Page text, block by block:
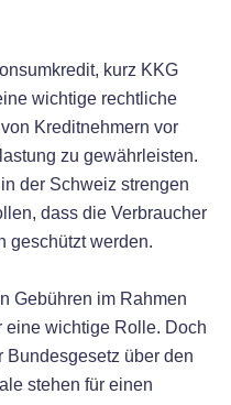
kurz KKG
wichtige rechtliche
Kreditnehmern vor
zu gewährleisten.
der Schweiz strengen
dass die Verbraucher
geschützt werden.
Gebühren im Rahmen
eine wichtige Rolle. Doch
über den
stehen für einen